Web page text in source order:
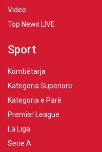
Video
Top News LIVE
Sport
Kombëtarja
Kategoria Superiore
Kategoria e Parë
Premier League
La Liga
Serie A